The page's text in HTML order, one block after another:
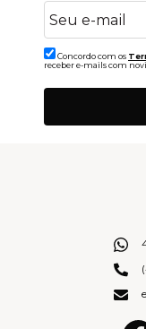
Concordo com os
receber e-mails com